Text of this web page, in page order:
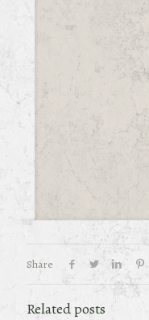
Share
Related posts